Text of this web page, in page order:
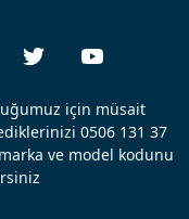
için müsait
0506 131 37
ve model kodunu